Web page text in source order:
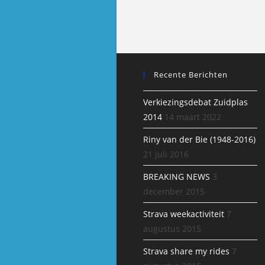
Recente Berichten
Verkiezingsdebat Zuidplas
2014 14 maart 2022
Riny van der Bie (1948-2016)
21 juli 2016
BREAKING NEWS 3
december 2015
Strava weekactiviteit 7
augustus 2015
Strava share my rides 7